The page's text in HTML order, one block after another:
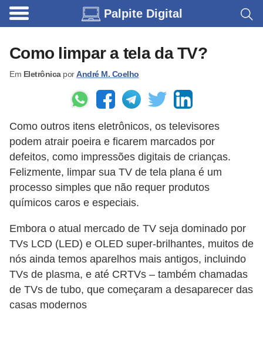
Palpite Digital
Como limpar a tela da TV?
Em EletrônicaporAndré M. Coelho
Como outros itens eletrônicos, os televisores
podem atrair poeira e ficarem marcados por
defeitos, como impressões digitais de crianças.
Felizmente, limpar sua TV de tela plana é um
processo simples que não requer produtos
químicos caros e especiais.
Embora o atual mercado de TV seja dominado por
TVs LCD (LED) e OLED super-brilhantes, muitos de
nós ainda temos aparelhos mais antigos, incluindo
TVs de plasma, e até CRTVs – também chamadas
de TVs de tubo, que começaram a desaparecer das
casas modernos
C
r
r
C
ó
d
i
g
o
s
e
d
c